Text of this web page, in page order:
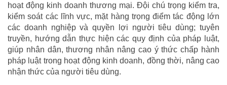
hoạt động kinh doanh thương mại. Đội chú trọng kiểm tra,
kiểm soát các lĩnh vực, mặt hàng trọng điểm tác động lớn
các doanh nghiệp và quyền lợi người tiêu dùng; tuyên
truyền, hướng dẫn thực hiện các quy định của pháp luật,
giúp nhân dân, thương nhân nâng cao ý thức chấp hành
pháp luật trong hoạt động kinh doanh, đồng thời, nâng cao
nhận thức của người tiêu dùng.